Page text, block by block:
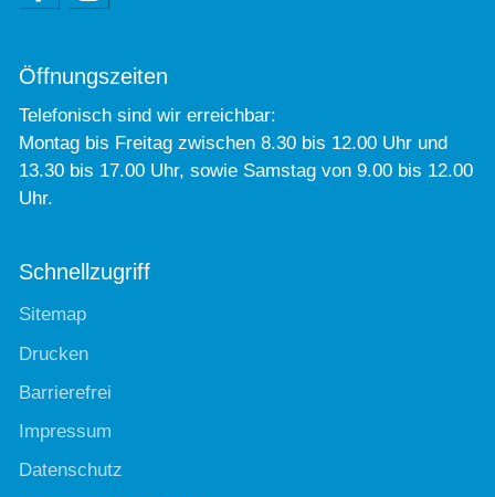
Öffnungszeiten
Telefonisch sind wir erreichbar:
Montag bis Freitag zwischen 8.30 bis 12.00 Uhr und
13.30 bis 17.00 Uhr, sowie Samstag von 9.00 bis 12.00
Uhr.
Schnellzugriff
Sitemap
Drucken
Barrierefrei
Impressum
Datenschutz